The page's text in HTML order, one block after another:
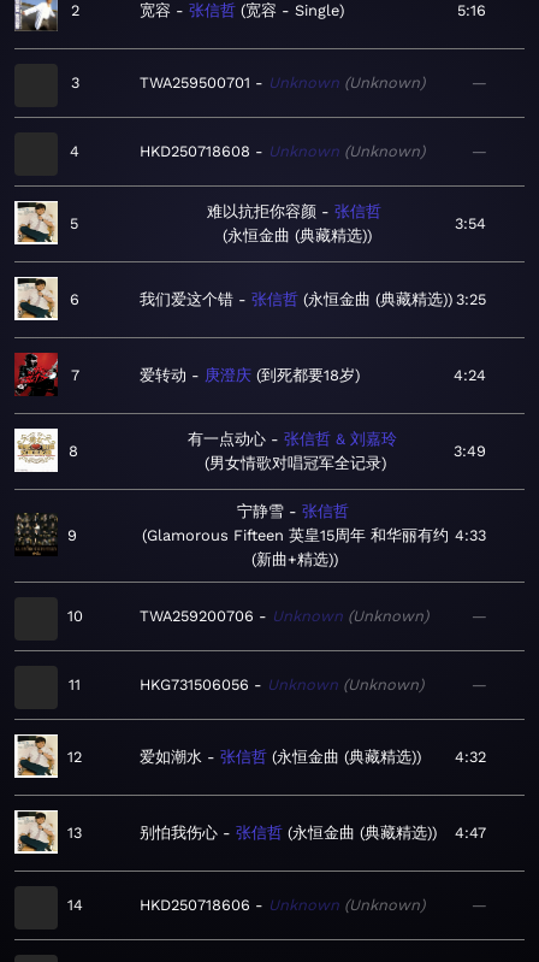
2 宽容 张信哲 宽容 - Single 5:16
3 TWA259500701 Unknown Unknown —
4 HKD250718608 Unknown Unknown —
5
难以抗拒你容颜
张信哲
永恒金曲 (典藏精选)
3:54
6 我们爱这个错 张信哲 永恒金曲 (典藏精选) 3:25
7 爱转动 庚澄庆 到死都要18岁 4:24
8
有一点动心
张信哲 & 刘嘉玲
男女情歌对唱冠军全记录
3:49
9
宁静雪
张信哲
Glamorous Fifteen 英皇15周年 和华丽有约
(新曲+精选)
4:33
10 TWA259200706 Unknown Unknown —
11 HKG731506056 Unknown Unknown —
12 爱如潮水 张信哲 永恒金曲 (典藏精选) 4:32
13 别怕我伤心 张信哲 永恒金曲 (典藏精选) 4:47
14 HKD250718606 Unknown Unknown —